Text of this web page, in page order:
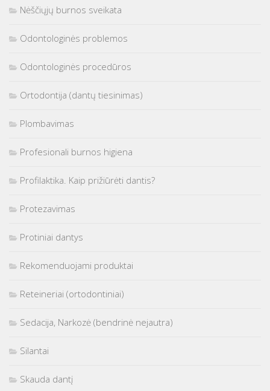
Nėščiųjų burnos sveikata
Odontologinės problemos
Odontologinės procedūros
Ortodontija (dantų tiesinimas)
Plombavimas
Profesionali burnos higiena
Profilaktika. Kaip prižiūrėti dantis?
Protezavimas
Protiniai dantys
Rekomenduojami produktai
Reteineriai (ortodontiniai)
Sedacija, Narkozė (bendrinė nejautra)
Silantai
Skauda dantį